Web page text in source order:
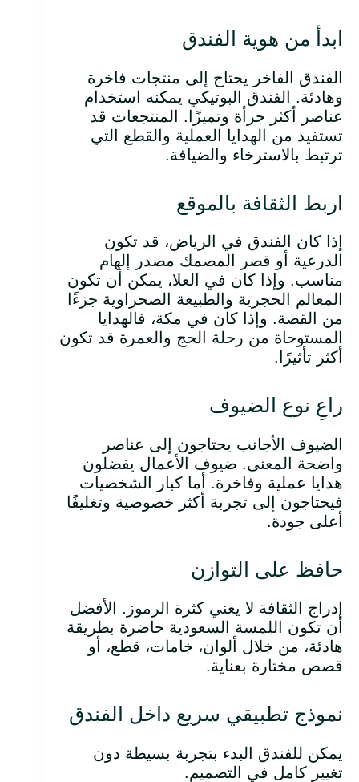
ابدأ من هوية الفندق
الفندق الفاخر يحتاج إلى منتجات فاخرة
وهادئة. الفندق البوتيكي يمكنه استخدام
عناصر أكثر جرأة وتميزًا. المنتجعات قد
تستفيد من الهدايا العملية والقطع التي
ترتبط بالاسترخاء والضيافة.
اربط الثقافة بالموقع
إذا كان الفندق في الرياض، قد تكون
الدرعية أو قصر المصمك مصدر إلهام
مناسب. وإذا كان في العلا، يمكن أن تكون
المعالم الحجرية والطبيعة الصحراوية جزءًا
من القصة. وإذا كان في مكة، فالهدايا
المستوحاة من رحلة الحج والعمرة قد تكون
أكثر تأثيرًا.
راعِ نوع الضيوف
الضيوف الأجانب يحتاجون إلى عناصر
واضحة المعنى. ضيوف الأعمال يفضلون
هدايا عملية وفاخرة. أما كبار الشخصيات
فيحتاجون إلى تجربة أكثر خصوصية وتغليفًا
أعلى جودة.
حافظ على التوازن
إدراج الثقافة لا يعني كثرة الرموز. الأفضل
أن تكون اللمسة السعودية حاضرة بطريقة
هادئة، من خلال ألوان، خامات، قطع، أو
قصص مختارة بعناية.
نموذج تطبيقي سريع داخل الفندق
يمكن للفندق البدء بتجربة بسيطة دون
تغيير كامل في التصميم.